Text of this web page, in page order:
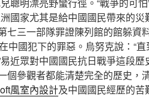
國家尤其是給中國國民帶來的
七三一部隊罪證陳列館的館躲資
中國犯下的罪惡。烏努克說：“
近眾對中國國民抗日戰爭這段
個參觀者都能清楚完全的歷史，
風室內設計及中國國民經歷的苦